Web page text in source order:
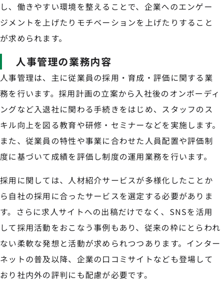
し、働きやすい環境を整えることで、企業へのエンゲー
ジメントを上げたりモチベーションを上げたりすること
が求められます。
人事管理の業務内容
人事管理は、主に従業員の採用・育成・評価に関する業
務を行います。採用計画の立案から入社後のオンボーディ
ングなど入退社に関わる手続きをはじめ、スタッフのス
キル向上を図る教育や研修・セミナーなどを実施します。
また、従業員の特性や事業に合わせた人員配置や評価制
度に基づいて成績を評価し制度の運用業務を行います。
採用に関しては、人材紹介サービスが多様化したことか
ら自社の採用に合ったサービスを選定する必要がありま
す。さらに求人サイトへの出稿だけでなく、SNSを活用
して採用活動をおこなう事例もあり、従来の枠にとらわれ
ない柔軟な発想と活動が求められつつあります。インター
ネットの普及以降、企業の口コミサイトなども登場して
おり社内外の評判にも配慮が必要です。